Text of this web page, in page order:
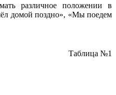
различное положении в
домой поздно», «Мы поедем
Таблица №1